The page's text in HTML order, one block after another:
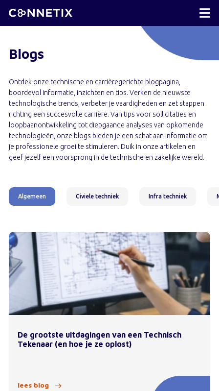
Blogs
Ontdek onze technische en carrièregerichte blogpagina,
boordevol informatie, inzichten en tips. Verken de nieuwste
technologische trends, verbeter je vaardigheden en zet stappen
richting een succesvolle carrière. Van tips voor sollicitaties en
loopbaanontwikkeling tot diepgaande analyses van opkomende
technologieën, onze blogs bieden je een schat aan informatie om
je professionele groei te stimuleren. Duik in onze artikelen en
geef jezelf een voorsprong in de technische en zakelijke wereld.
Algemeen Civiele techniek Infra techniek
De grootste uitdagingen van een Technisch
Tekenaar (en hoe je ze oplost)
lees blog